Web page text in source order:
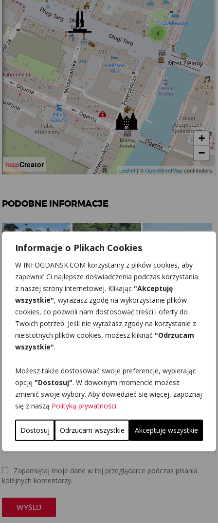
Informacje o Plikach Cookies
W INFOGDANSK.COM korzystamy z plików cookies, aby
zapewnić Ci najlepsze doświadczenia podczas korzystania
z naszej strony internetowej. Klikając "Akceptuję
wszystkie", wyrażasz zgodę na wykorzystanie plików
cookies, co pozwoli nam dostosować treści i oferty do
Twoich potrzeb. Jeśli nie wyrażasz zgody na korzystanie z
nieistotnych plików cookies, możesz kliknąć "Odrzucam
wszystkie".
Możesz także dostosować swoje preferencje, wybierając
opcję "Dostosuj". W dowolnym momencie możesz
zmienić swoje wybory. Aby dowiedzieć się więcej, zapoznaj
się z naszą Polityką prywatności.
Dostosuj Odrzucam wszystkie Akceptuję wszystkie
PODOBNE INFORMACJE
Świbno
20 sierpnia, 2016 |
InfoGdansk
Przekop Wisły
28 listopada, 2017 |
InfoGdansk
Rezerwat
Mewia Łacha
6 lutego, 2017 |
InfoGdansk
Zapamiętaj moje dane w tej przeglądarce podczas pisania
kolejnych komentarzy.